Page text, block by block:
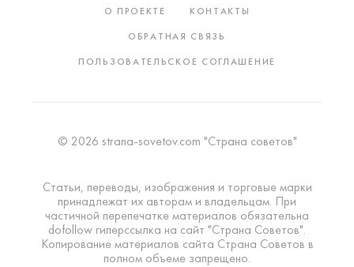
О ПРОЕКТЕ
КОНТАКТЫ
ОБРАТНАЯ СВЯЗЬ
ПОЛЬЗОВАТЕЛЬСКОЕ СОГЛАШЕНИЕ
© 2026 strana-sovetov.com "Страна советов"
Статьи, переводы, изображения и торговые марки
принадлежат их авторам и владельцам. При
частичной перепечатке материалов обязательна
dofollow гиперссылка на сайт "Страна Советов".
Копирование материалов сайта Страна Советов в
полном объеме запрещено.